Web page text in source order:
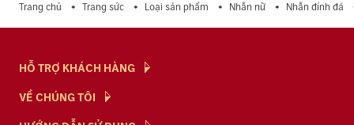
Trang chủ Trang sức Loại sản phẩm Nhẫn nữ Nhẫn đính đá
HỖ TRỢ KHÁCH HÀNG
Hỏi & Đáp
Chính Sách
VỀ CHÚNG TÔI
NTJ Flagship